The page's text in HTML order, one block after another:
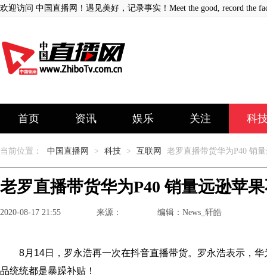
欢迎访问 中国直播网！遇见美好，记录事实！Meet the good, record the
首页 资讯 娱乐 关注 科
当前位置： 中国直播网 > 科技 > 互联网 老罗直播带货华为P40 销
老罗直播带货华为P40 销量远逊苹
2020-08-17 21:55 来源： 编辑：News_轩皓
8月14日，罗永浩再一次在抖音直播带货。罗永浩表示，
品统统都是暴躁补贴！